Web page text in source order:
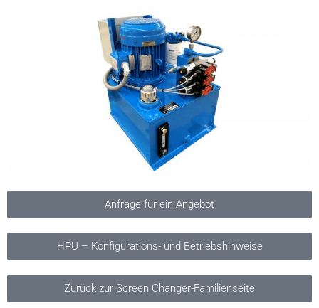
Anfrage für ein Angebot
HPU – Konfigurations- und Betriebshinweise
Zurück zur Screen Changer-Familienseite